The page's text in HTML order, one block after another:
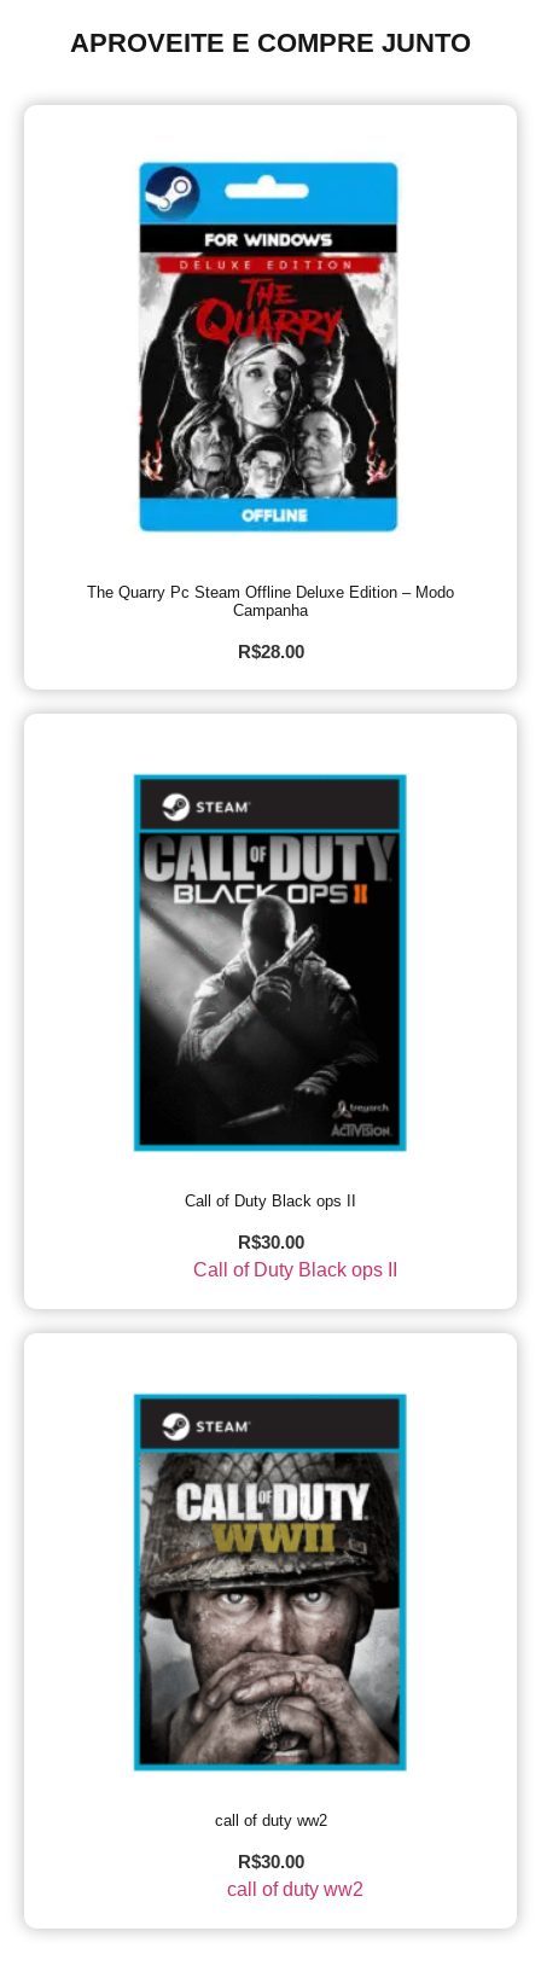
APROVEITE E COMPRE JUNTO
The Quarry Pc Steam Offline Deluxe Edition – Modo
Campanha
R$28.00
Call of Duty Black ops II
R$30.00
Call of Duty Black ops II
call of duty ww2
R$30.00
call of duty ww2